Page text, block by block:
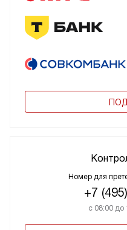
Номер для
+7
с 08:00 до